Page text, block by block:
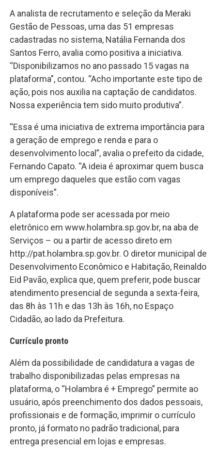
A analista de recrutamento e seleção da Meraki
Gestão de Pessoas, uma das 51 empresas
cadastradas no sistema, Natália Fernanda dos
Santos Ferro, avalia como positiva a iniciativa.
“Disponibilizamos no ano passado 15 vagas na
plataforma", contou. “Acho importante este tipo de
ação, pois nos auxilia na captação de candidatos.
Nossa experiência tem sido muito produtiva”.
“Essa é uma iniciativa de extrema importância para
a geração de emprego e renda e para o
desenvolvimento local”, avalia o prefeito da cidade,
Fernando Capato. “A ideia é aproximar quem busca
um emprego daqueles que estão com vagas
disponíveis”.
A plataforma pode ser acessada por meio
eletrônico em www.holambra.sp.gov.br, na aba de
Serviços – ou a partir de acesso direto em
http://pat.holambra.sp.gov.br. O diretor municipal de
Desenvolvimento Econômico e Habitação, Reinaldo
Eid Pavão, explica que, quem preferir, pode buscar
atendimento presencial de segunda a sexta-feira,
das 8h às 11h e das 13h às 16h, no Espaço
Cidadão, ao lado da Prefeitura.
Currículo pronto
Além da possibilidade de candidatura a vagas de
trabalho disponibilizadas pelas empresas na
plataforma, o “Holambra é + Emprego” permite ao
usuário, após preenchimento dos dados pessoais,
profissionais e de formação, imprimir o currículo
pronto, já formato no padrão tradicional, para
entrega presencial em lojas e empresas.